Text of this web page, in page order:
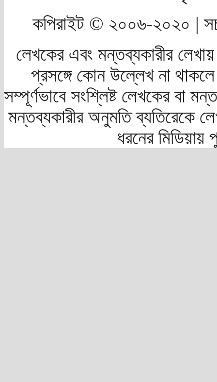
কপিরাইট © ২০০৬-২০২০ |
লেখকের এবং মন্তব্যকারীর
প্রসঙ্গে কোন উল্লেখ না
সম্পূর্ণভাবে সংশ্লিষ্ট লেখকের বা
মন্তব্যকারীর অনুমতি ব্যতিরেকে
ধরনের মিডিয়ায়